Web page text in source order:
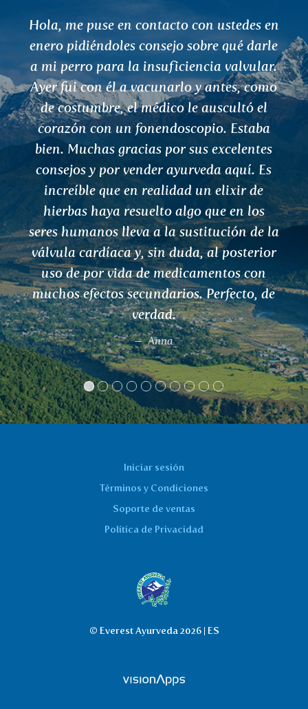
La infusión/té DALCHINI me ayudó
durante los primeros días de la
temporada de polen de primavera.
Después de una semana de tomar el té,
tres veces al día, yo era capaz de caminar
a mi perro y correr con él a través de un
prado en flor!
Marta K.
Iniciar sesión
Términos y Condiciones
Soporte de ventas
Política de Privacidad
© Everest Ayurveda 2026 | ES